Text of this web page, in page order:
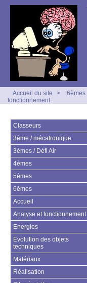
Accueil du site > 6èmes
fonctionnement
Classeurs
3ème / mécatronique
3èmes / Défi Air
4èmes
5èmes
6èmes
Accueil
Analyse et fonctionnement
Energies
Evolution des objets
techniques
Matériaux
Réalisation